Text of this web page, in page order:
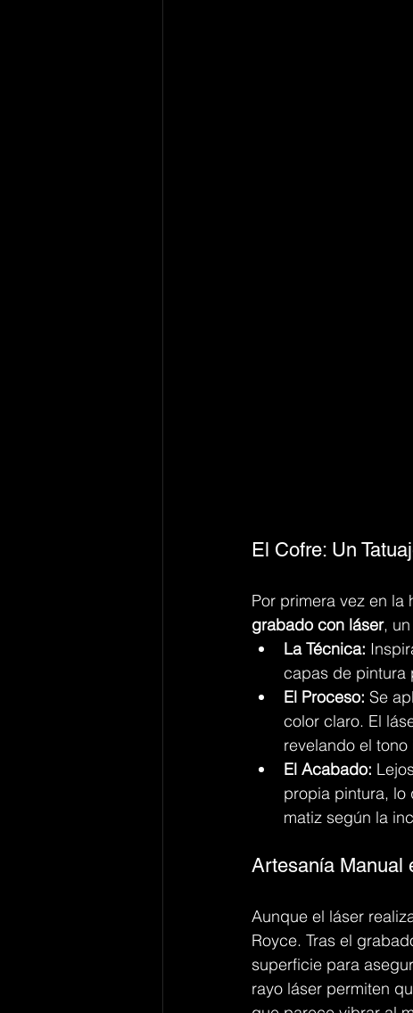
El Cofre: Un
Por primera vez en la
grabado con láser,
La Técnica:
capas de pintura
El Proceso: Se
color claro. El
revelando el
El Acabado:
propia pintura, lo
matiz según la
Artesanía Manual
Aunque el láser
Royce. Tras el
superficie para
rayo láser permiten